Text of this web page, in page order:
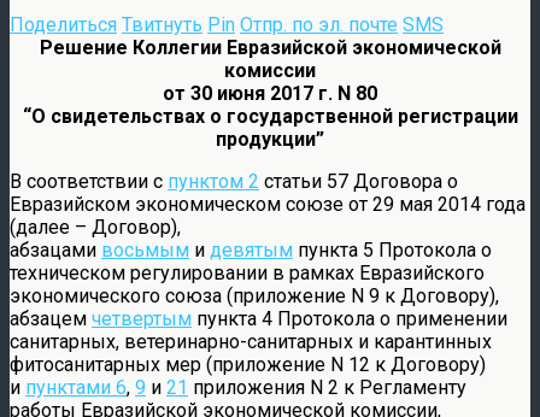
Поделиться Твитнуть Pin Отпр. по эл. почте SMS
Решение Коллегии Евразийской экономической
комиссии
от 30 июня 2017 г. N 80
“О свидетельствах о государственной регистрации
продукции”
В соответствии с пунктом 2 статьи 57 Договора о
Евразийском экономическом союзе от 29 мая 2014 года
(далее – Договор),
абзацами восьмым и девятым пункта 5 Протокола о
техническом регулировании в рамках Евразийского
экономического союза (приложение N 9 к Договору),
абзацем четвертым пункта 4 Протокола о применении
санитарных, ветеринарно-санитарных и карантинных
фитосанитарных мер (приложение N 12 к Договору)
и пунктами 6, 9 и 21 приложения N 2 к Регламенту
работы Евразийской экономической комиссии,